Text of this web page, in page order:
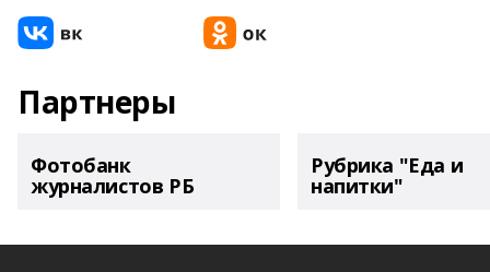
Партнеры
Фотобанк
журналистов РБ
Рубрика "Еда и
напитки"